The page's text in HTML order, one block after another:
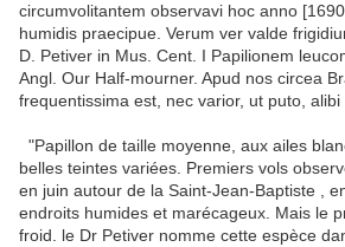
circumvolitantem observavi hoc anno
humidis praecipue. Verum ver valde
D. Petiver in Mus. Cent. I Papilionem
Angl. Our Half-mourner. Apud nos circea
frequentissima est, nec varior, ut puto, alibi
"Papillon de taille moyenne, aux ailes
belles teintes variées. Premiers vols
en juin autour de la Saint-Jean-Baptiste ,
endroits humides et marécageux. Mais le
froid. le Dr Petiver nomme cette espèce